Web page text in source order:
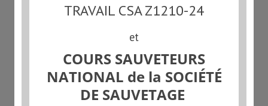
TRAVAIL CSA Z1210-24
et
COURS SAUVETEURS
NATIONAL de la SOCIÉTÉ
DE SAUVETAGE